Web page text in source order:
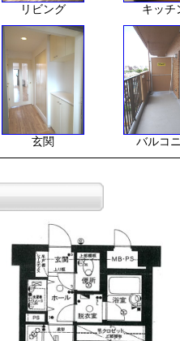
リビング キッチ
玄関 バルコ